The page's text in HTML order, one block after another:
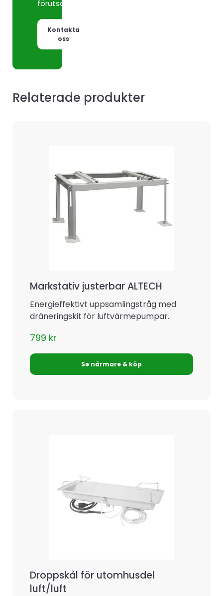
förutsättningar.
Kontakta
oss
Relaterade produkter
Markstativ justerbar ALTECH
Energieffektivt uppsamlingstråg med
dräneringskit för luftvärmepumpar.
799 kr
Se närmare & köp
Droppskål för utomhusdel
luft/luft